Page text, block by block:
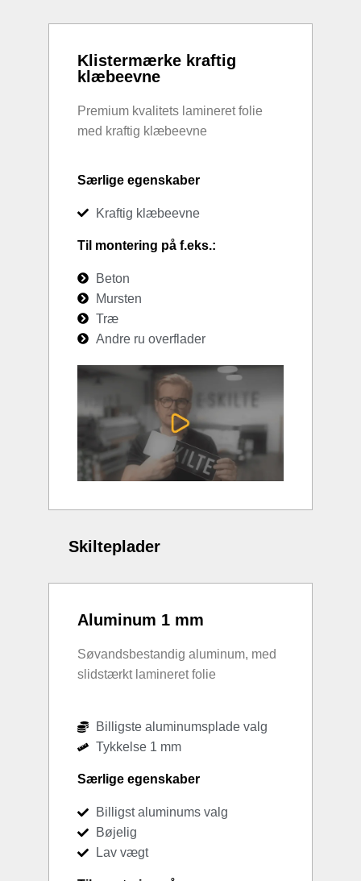
Klistermærke kraftig
klæbeevne
Premium kvalitets lamineret folie
med kraftig klæbeevne
Særlige egenskaber
Kraftig klæbeevne
Til montering på f.eks.:
Beton
Mursten
Træ
Andre ru overflader
Skilteplader
Aluminum 1 mm
Søvandsbestandig aluminum, med
slidstærkt lamineret folie
Billigste aluminumsplade valg
Tykkelse 1 mm
Særlige egenskaber
Billigst aluminums valg
Bøjelig
Lav vægt